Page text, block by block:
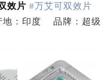
效片 #万艾可双效片
地：印度 品牌：超级